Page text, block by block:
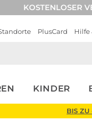
KOSTENLOSER
PlusCard Hilfe
KINDER
BIS ZU